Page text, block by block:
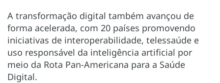
A transformação digital também avançou de
forma acelerada, com 20 países promovendo
iniciativas de interoperabilidade, telessaúde e
uso responsável da inteligência artificial por
meio da Rota Pan-Americana para a Saúde
Digital.